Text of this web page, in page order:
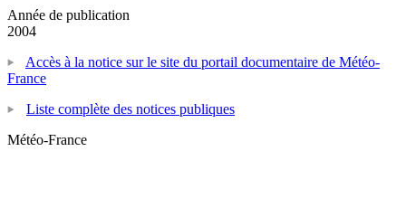
Année de publication
2004
Accès à la notice sur le site du portail documentaire de Météo-
France
Liste complète des notices publiques
Météo-France